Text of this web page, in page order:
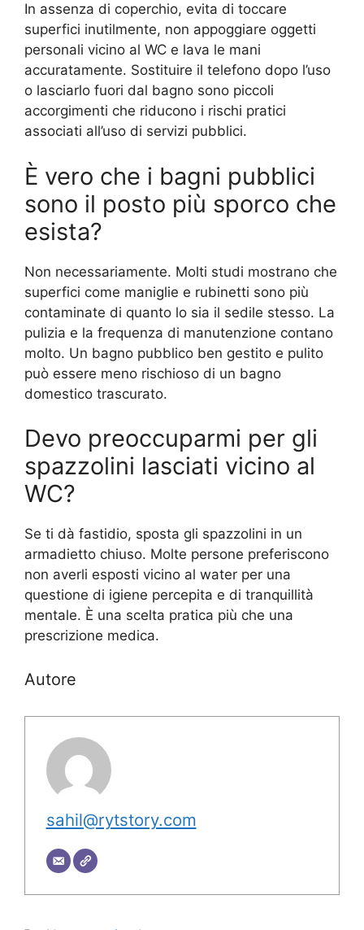
In assenza di coperchio, evita di toccare
superfici inutilmente, non appoggiare oggetti
personali vicino al WC e lava le mani
accuratamente. Sostituire il telefono dopo l’uso
o lasciarlo fuori dal bagno sono piccoli
accorgimenti che riducono i rischi pratici
associati all’uso di servizi pubblici.
È vero che i bagni pubblici
sono il posto più sporco che
esista?
Non necessariamente. Molti studi mostrano che
superfici come maniglie e rubinetti sono più
contaminate di quanto lo sia il sedile stesso. La
pulizia e la frequenza di manutenzione contano
molto. Un bagno pubblico ben gestito e pulito
può essere meno rischioso di un bagno
domestico trascurato.
Devo preoccuparmi per gli
spazzolini lasciati vicino al
WC?
Se ti dà fastidio, sposta gli spazzolini in un
armadietto chiuso. Molte persone preferiscono
non averli esposti vicino al water per una
questione di igiene percepita e di tranquillità
mentale. È una scelta pratica più che una
prescrizione medica.
Autore
sahil@rytstory.com